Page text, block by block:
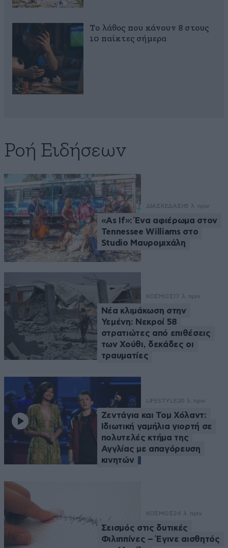
Το λάθος που κάνουν 8 στους
10 παίκτες σήμερα
Ροή Ειδήσεων
ΔΙΑΣΚΕΔΑΣΗ5 λ. πριν
«As If»: Ένα αφιέρωμα στον
Tennessee Williams στο
Studio Μαυρομιχάλη
ΚΟΣΜΟΣ 17 λ. πριν
Νέα κλιμάκωση στην
Υεμένη: Νεκροί 58
στρατιώτες από επιθέσεις
των Χούθι, δεκάδες οι
τραυματίες
LIFESTYLE 20 λ. πριν
Ζεντάγια και Τομ Χόλαντ:
Ιδιωτική γαμήλια γιορτή σε
πολυτελές κτήμα της
Αγγλίας με απαγόρευση
κινητών
ΚΟΣΜΟΣ24 λ. πριν
Σεισμός στις δυτικές
Φιλιππίνες – Έγινε αισθητός